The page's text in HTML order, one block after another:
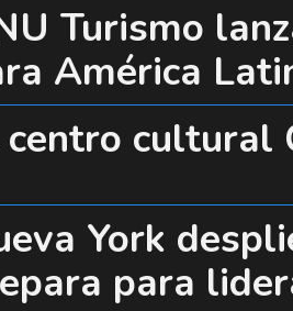
Turismo
América
centro cultural
York
para